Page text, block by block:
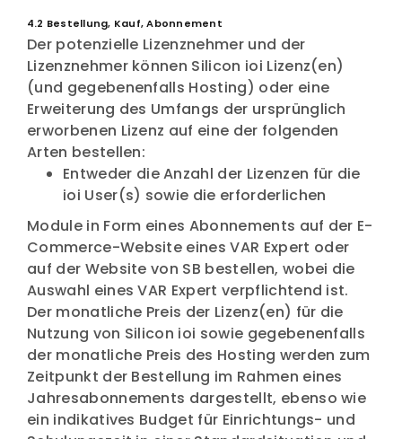
4.2 Bestellung, Kauf, Abonnement
Der potenzielle Lizenznehmer und der
Lizenznehmer können Silicon ioi Lizenz(en)
(und gegebenenfalls Hosting) oder eine
Erweiterung des Umfangs der ursprünglich
erworbenen Lizenz auf eine der folgenden
Arten bestellen:
Entweder die Anzahl der Lizenzen für die
ioi User(s) sowie die erforderlichen
Module in Form eines Abonnements auf der E-
Commerce-Website eines VAR Expert oder
auf der Website von SB bestellen, wobei die
Auswahl eines VAR Expert verpflichtend ist.
Der monatliche Preis der Lizenz(en) für die
Nutzung von Silicon ioi sowie gegebenenfalls
der monatliche Preis des Hosting werden zum
Zeitpunkt der Bestellung im Rahmen eines
Jahresabonnements dargestellt, ebenso wie
ein indikatives Budget für Einrichtungs- und